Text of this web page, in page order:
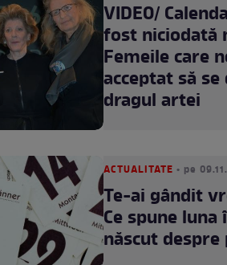
VIDEO/
fost niciodată
Femeile care
acceptat să se
dragul artei
ACTUALITATE • pe
Te-ai gândit
Ce spune
născut